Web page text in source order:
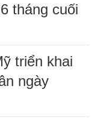
tháng cuối
triển khai
ngày